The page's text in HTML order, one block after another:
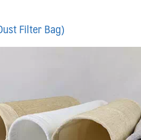
Filter Bag)